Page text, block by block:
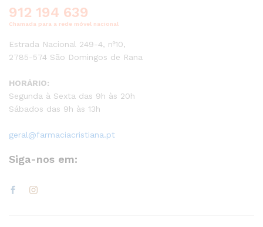
912 194 639
Chamada para a rede móvel nacional
Estrada Nacional 249-4, nº10,
2785-574 São Domingos de Rana
HORÁRIO:
Segunda à Sexta das 9h às 20h
Sábados das 9h às 13h
geral@farmaciacristiana.pt
Siga-nos em: